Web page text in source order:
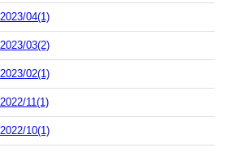
2023/04(1)
2023/03(2)
2023/02(1)
2022/11(1)
2022/10(1)